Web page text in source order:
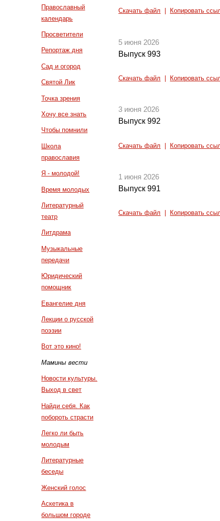
Православный
календарь
Просветители
Репортаж дня
Сад и огород
Святой Лик
Точка зрения
Хочу все знать
Чтобы помнили
Школа
православия
Я - молодой!
Время молодых
Литературный
театр
Литдрама
Музыкальные
передачи
Юридический
помощник
Евангелие дня
Лекции о русской
поэзии
Вот это кино!
Мамины вести
Новости культуры.
Выход в свет
Найди себя. Как
побороть страсти
Легко ли быть
молодым
Литературные
беседы
Женский голос
Аскетика в
большом городе
Скачать файл Копировать
5 июня 2026
Выпуск 993
Скачать файл Копировать
3 июня 2026
Выпуск 992
Скачать файл Копировать
1 июня 2026
Выпуск 991
Скачать файл Копировать